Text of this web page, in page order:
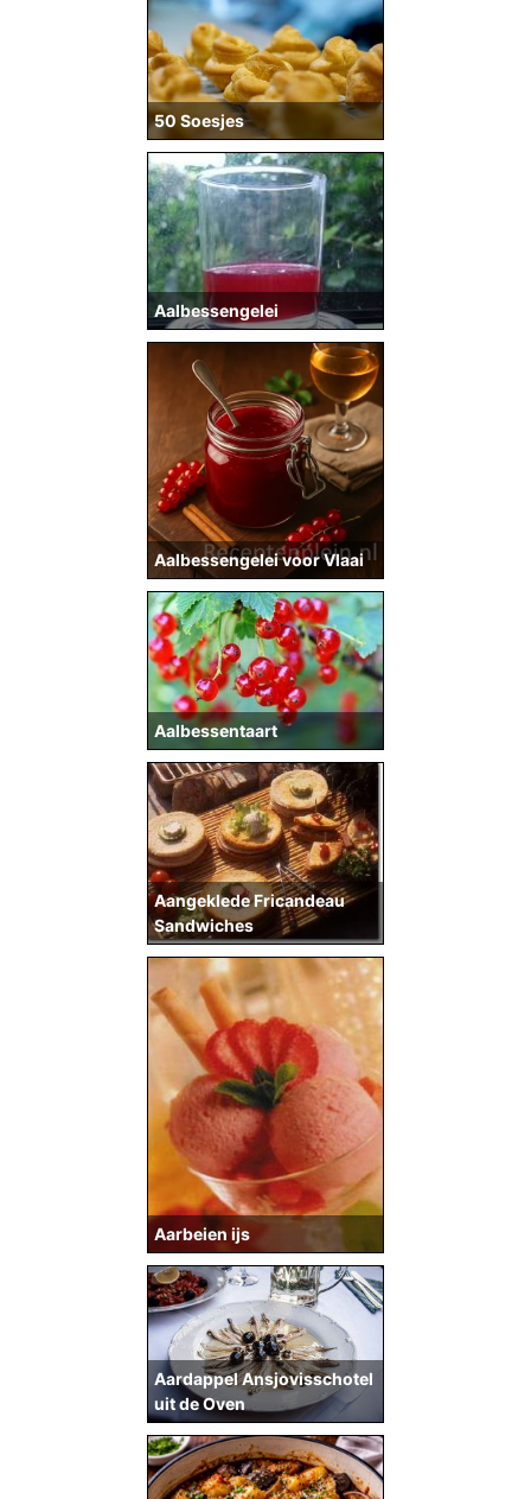
50 Soesjes
Aalbessengelei
Aalbessengelei voor Vlaai
Aalbessentaart
Aangeklede Fricandeau
Sandwiches
Aarbeien ijs
Aardappel Ansjovisschotel
uit de Oven